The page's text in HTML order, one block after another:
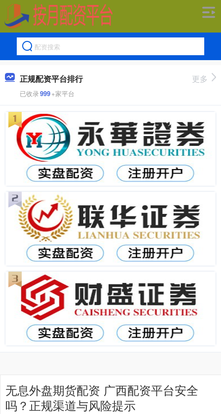
正规配资平台排行
已收录999+家平台
更多
无息外盘期货配资 广西配资平台安全
吗？正规渠道与风险提示